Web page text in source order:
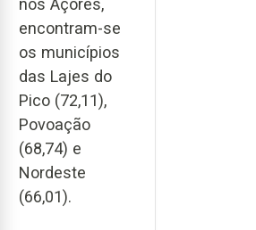
nos Açores,
encontram-se
os municípios
das Lajes do
Pico (72,11),
Povoação
(68,74) e
Nordeste
(66,01).